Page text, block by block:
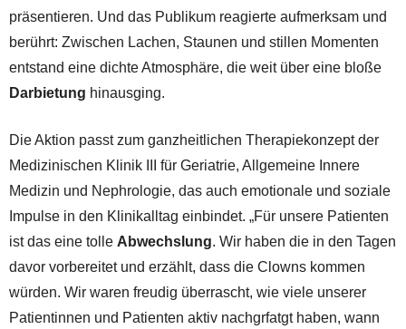
präsentieren. Und das Publikum reagierte aufmerksam und
berührt: Zwischen Lachen, Staunen und stillen Momenten
entstand eine dichte Atmosphäre, die weit über eine bloße
Darbietung hinausging.
Die Aktion passt zum ganzheitlichen Therapiekonzept der
Medizinischen Klinik III für Geriatrie, Allgemeine Innere
Medizin und Nephrologie, das auch emotionale und soziale
Impulse in den Klinikalltag einbindet. „Für unsere Patienten
ist das eine tolle Abwechslung. Wir haben die in den Tagen
davor vorbereitet und erzählt, dass die Clowns kommen
würden. Wir waren freudig überrascht, wie viele unserer
Patientinnen und Patienten aktiv nachgrfatgt haben, wann